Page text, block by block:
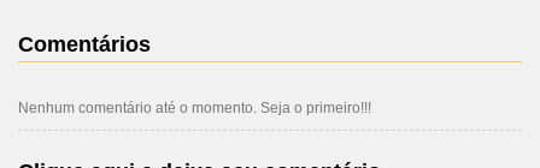
Comentários
Nenhum comentário até o momento. Seja o primeiro!!!